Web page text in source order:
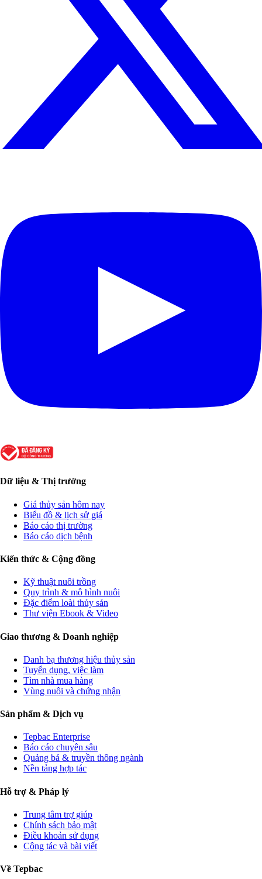
Dữ liệu & Thị trường
Giá thủy sản hôm nay
Biểu đồ & lịch sử giá
Báo cáo thị trường
Báo cáo dịch bệnh
Kiến thức & Cộng đồng
Kỹ thuật nuôi trồng
Quy trình & mô hình nuôi
Đặc điểm loài thủy sản
Thư viện Ebook & Video
Giao thương & Doanh nghiệp
Danh bạ thương hiệu thủy sản
Tuyển dụng, việc làm
Tìm nhà mua hàng
Vùng nuôi và chứng nhận
Sản phẩm & Dịch vụ
Tepbac Enterprise
Báo cáo chuyên sâu
Quảng bá & truyền thông ngành
Nền tảng hợp tác
Hỗ trợ & Pháp lý
Trung tâm trợ giúp
Chính sách bảo mật
Điều khoản sử dụng
Cộng tác và bài viết
Về Tepbac